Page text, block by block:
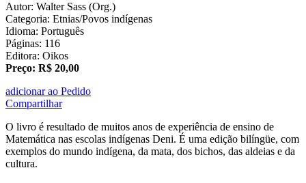
Autor: Walter Sass (Org.)
Categoria: Etnias/Povos indígenas
Idioma: Português
Páginas: 116
Editora: Oikos
Preço: R$ 20,00
adicionar ao Pedido
Compartilhar
O livro é resultado de muitos anos de experiência de ensino de
Matemática nas escolas indígenas Deni. É uma edição bilíngüe, com
exemplos do mundo indígena, da mata, dos bichos, das aldeias e da
cultura.